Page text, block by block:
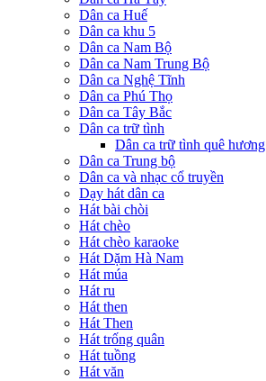
Dân ca Huế
Dân ca khu 5
Dân ca Nam Bộ
Dân ca Nam Trung Bộ
Dân ca Nghệ Tĩnh
Dân ca Phú Thọ
Dân ca Tây Bắc
Dân ca trữ tình
Dân ca trữ tình quê hương
Dân ca Trung bộ
Dân ca và nhạc cổ truyền
Dạy hát dân ca
Hát bài chòi
Hát chèo
Hát chèo karaoke
Hát Dặm Hà Nam
Hát múa
Hát ru
Hát then
Hát Then
Hát trống quân
Hát tuồng
Hát văn